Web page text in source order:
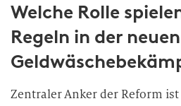
Welche Rolle
Regeln in der
Zentraler Anker der Reform ist